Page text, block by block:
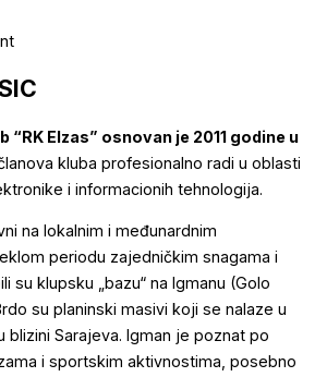
“RK Elzas” osnovan je 2011 godine u
kluba profesionalno radi u oblasti
i informacionih tehnologija.
na lokalnim i međunardnim
periodu zajedničkim snagama i
su klupsku „bazu“ na Igmanu (Golo
su planinski masivi koji se nalaze u
blizini Sarajeva. Igman je poznat po
i sportskim aktivnostima, posebno